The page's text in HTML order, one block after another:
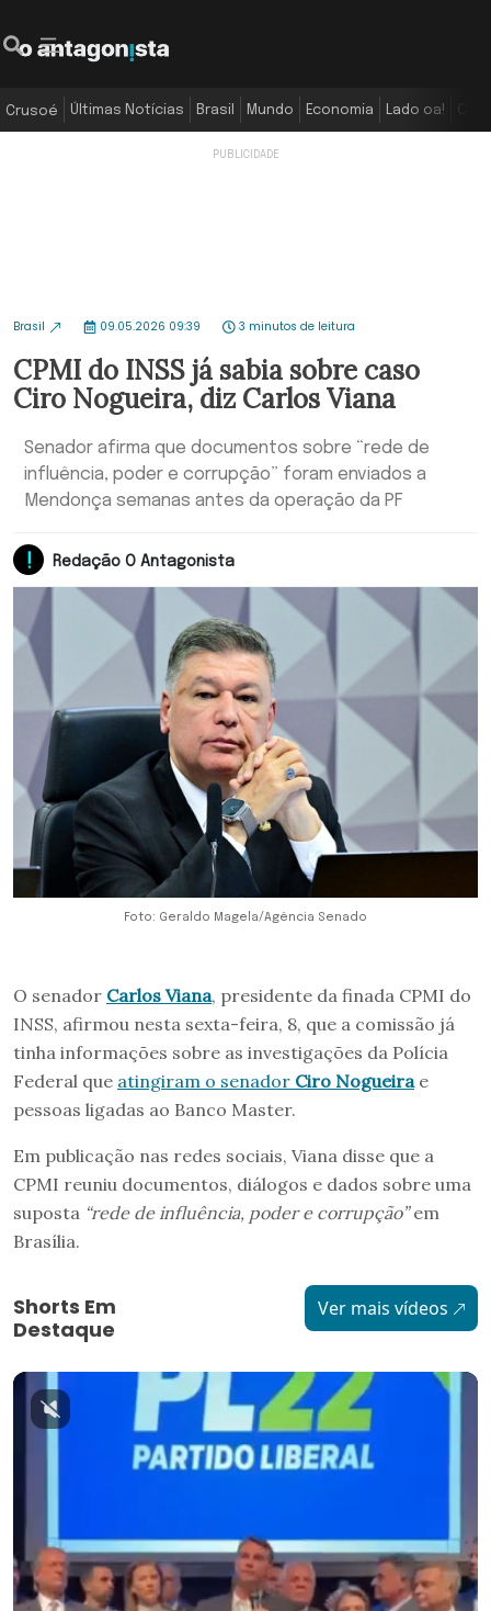
Crusoé Últimas Notícias Brasil Mundo Economia Lado oa!
Brasil 09.05.2026 09:39 3 minutos de leitura
CPMI do INSS já sabia sobre caso
Ciro Nogueira, diz Carlos Viana
Senador afirma que documentos sobre “rede de
influência, poder e corrupção” foram enviados a
Mendonça semanas antes da operação da PF
Redação O Antagonista
Foto: Geraldo Magela/Agência Senado
O senador Carlos Viana, presidente da finada CPMI do
INSS, afirmou nesta sexta-feira, 8, que a comissão já
tinha informações sobre as investigações da Polícia
Federal que atingiram o senador Ciro Nogueirae
pessoas ligadas ao Banco Master.
Em publicação nas redes sociais, Viana disse que a
CPMI reuniu documentos, diálogos e dados sobre uma
suposta “rede de influência, poder e corrupção”em
Brasília.
Shorts Em
Destaque
Ver mais vídeos